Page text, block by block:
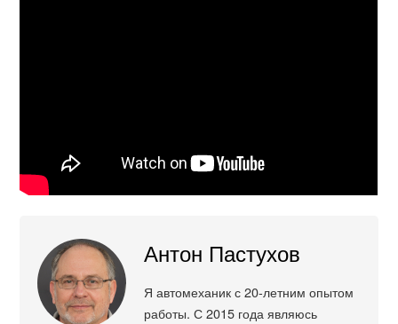
Антон Пастухов
Я автомеханик с 20-летним опытом
работы. С 2015 года являюсь